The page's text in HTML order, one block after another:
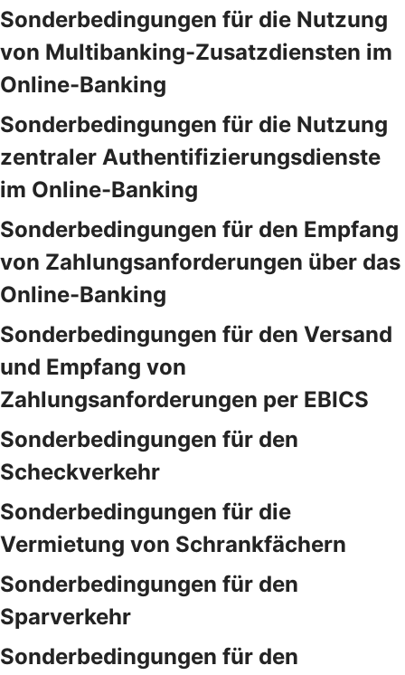
Sonderbedingungen für die Nutzung
von Multibanking-Zusatzdiensten im
Online-Banking
Sonderbedingungen für die Nutzung
zentraler Authentifizierungsdienste
im Online-Banking
Sonderbedingungen für den Empfang
von Zahlungsanforderungen über das
Online-Banking
Sonderbedingungen für den Versand
und Empfang von
Zahlungsanforderungen per EBICS
Sonderbedingungen für den
Scheckverkehr
Sonderbedingungen für die
Vermietung von Schrankfächern
Sonderbedingungen für den
Sparverkehr
Sonderbedingungen für den